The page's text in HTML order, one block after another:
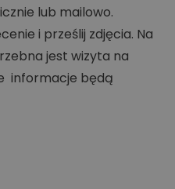
lub mailowo.
i prześlij zdjęcia. Na
jest wizyta na
informacje będą